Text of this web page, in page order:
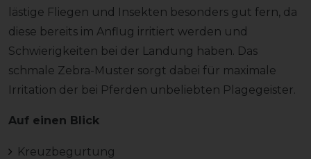
lästige Fliegen und Insekten besonders gut fern, da
diese bereits im Anflug irritiert werden und
Schwierigkeiten bei der Landung haben. Das
schmale Zebra-Muster sorgt dabei für maximale
Irritation der bei Pferden unbeliebten Plagegeister.
Auf einen Blick
Kreuzbegurtung